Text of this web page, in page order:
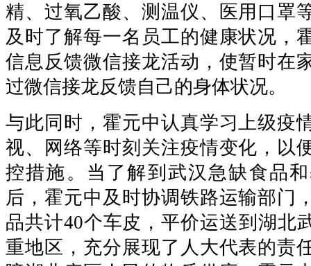
精、过氧乙酸、测温仪、医用口罩
及时了解每一名员工的健康状况，
信息反馈微信接龙活动，使暂时在
过微信接龙反馈自己的身体状况。
与此同时，霍元中认真学习上级疫
视、网络等时刻关注疫情变化，以
控措施。当了解到武汉急缺食品
后，霍元中及时协调铁路运输部门
品共计40个车皮，平价运送到湖北
重地区，充分展现了人大代表的责